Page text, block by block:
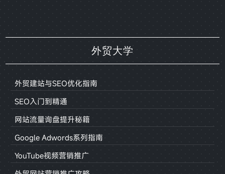
外贸大学
外贸建站与SEO优化指南
SEO入门到精通
网站流量询盘提升秘籍
Google Adwords系列指南
YouTube视频营销推广